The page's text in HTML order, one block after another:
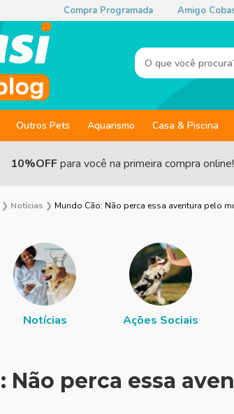
Compra Programada Amigo
Outros Pets Aquarismo Casa & Piscina
10%OFFpara você na primeira compra
❯ Notícias ❯ Mundo Cão: Não perca essa aventura pelo
Notícias Ações Sociais
Não perca essa